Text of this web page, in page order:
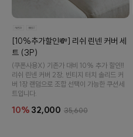
[10%추가할인💸] 리쉬 린넨 커버 세
트 (3P)
(쿠폰사용X) 기존가 대비 10% 추가 할인‼️
리쉬 린넨 커버 2장, 빈티지 터치 솔리드 커
버 1장 랜덤으로 조합 선택이 가능한 쿠션세
트입니다.
10% 32,000 35,600